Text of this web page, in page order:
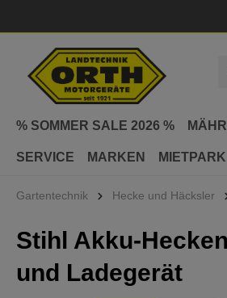
% SOMMER SALE 2026 %
SERVICE MARKEN MIETPARK
Gartentechnik Hecke und Häcksler
Stihl Akku-
und Ladegerät